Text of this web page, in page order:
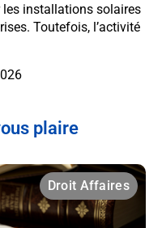
les installations solaires
Toutefois, l’activité
plaire
Droit Affaires